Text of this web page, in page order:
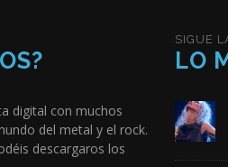
digital con muchos
del metal y el rock.
descargaros los
SIGUE
LO